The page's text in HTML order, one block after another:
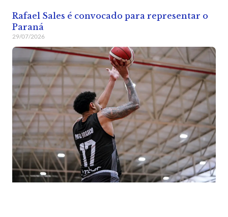
Rafael Sales é convocado para representar o
Paraná
29/07/2026